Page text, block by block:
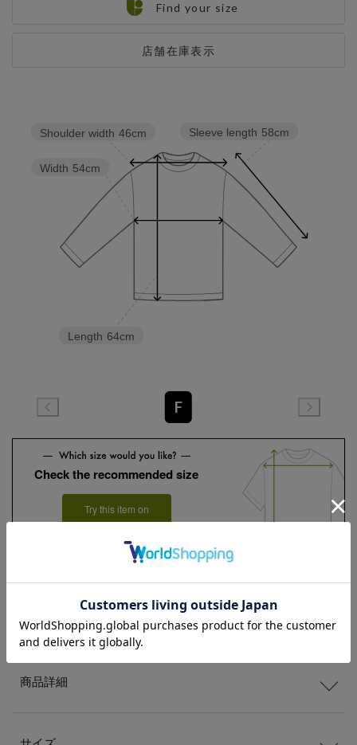
店舗在庫表示
Find your size
Sleeve length 58cm
Length 64cm
Width 54cm
Shoulder width 46cm
F
Check the recommended size
Try this item on
商品詳細